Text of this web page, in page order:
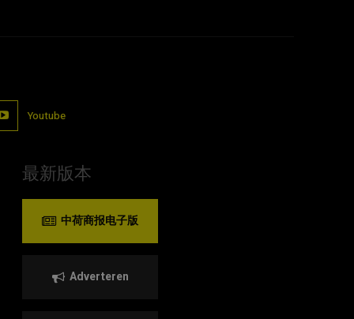
Youtube
最新版本
中荷商报电子版
Adverteren